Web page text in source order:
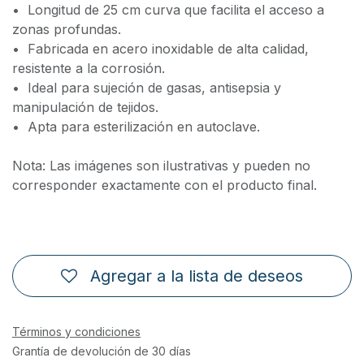
•⁠ ⁠Longitud de 25 cm curva que facilita el acceso a
zonas profundas.
•⁠ ⁠Fabricada en acero inoxidable de alta calidad,
resistente a la corrosión.
•⁠ ⁠Ideal para sujeción de gasas, antisepsia y
manipulación de tejidos.
•⁠ ⁠Apta para esterilización en autoclave.
Nota: Las imágenes son ilustrativas y pueden no
corresponder exactamente con el producto final.
Agregar a la lista de deseos
Términos y condiciones
Grantía de devolución de 30 días